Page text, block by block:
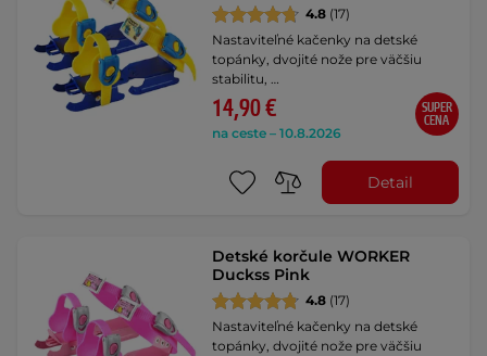
4.8 (17)
Nastaviteľné kačenky na detské
topánky, dvojité nože pre väčšiu
stabilitu, …
14,90 €
na ceste – 10.8.2026
SUPER
CENA
Detail
Detské korčule WORKER
Duckss Pink
4.8 (17)
Nastaviteľné kačenky na detské
topánky, dvojité nože pre väčšiu